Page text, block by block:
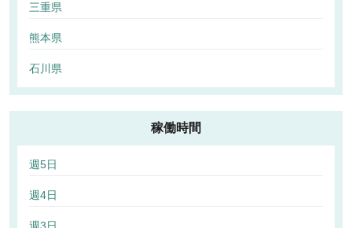
三重県
熊本県
石川県
稼働時間
週5日
週4日